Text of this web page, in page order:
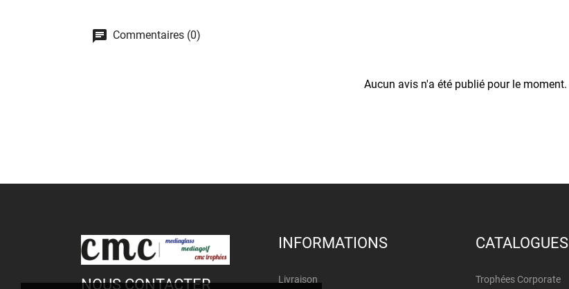
Commentaires (0)
Aucun avis n'a été publié pour le moment.
NOUS CONTACTER
INFORMATIONS
Livraison
CATALOGUES
Trophées Corporate